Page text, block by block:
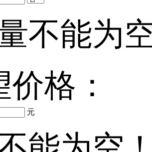
不能为
格：
元